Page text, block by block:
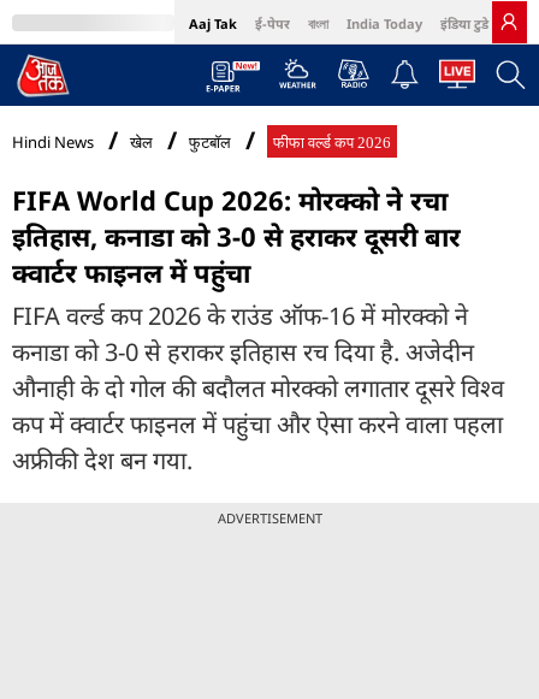
Aaj Tak ई-पेपर বাংলা India Today इंडिया टुडे हिंदी
MumbaiTak Cosmopolitan Harper's Bazaar Northeast
Hindi News खेल फुटबॉल फीफा वर्ल्ड कप 2026
FIFA World Cup 2026: मोरक्को ने रचा
इतिहास, कनाडा को 3-0 से हराकर दूसरी बार
क्वार्टर फाइनल में पहुंचा
FIFA वर्ल्ड कप 2026 के राउंड ऑफ-16 में मोरक्को ने
कनाडा को 3-0 से हराकर इतिहास रच दिया है. अजेदीन
औनाही के दो गोल की बदौलत मोरक्को लगातार दूसरे विश्व
कप में क्वार्टर फाइनल में पहुंचा और ऐसा करने वाला पहला
अफ्रीकी देश बन गया.
ADVERTISEMENT